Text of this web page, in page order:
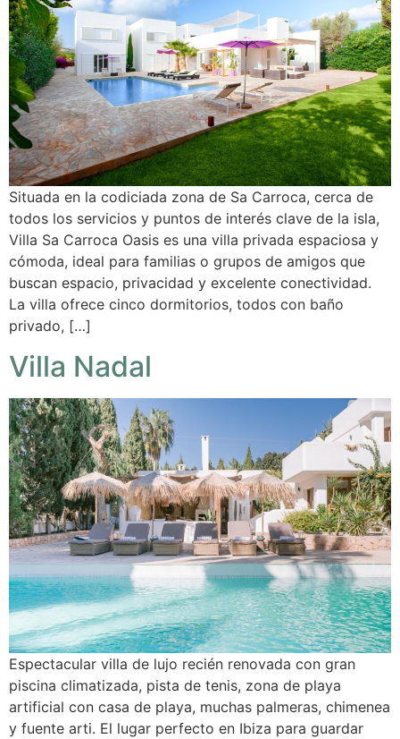
Situada en la codiciada zona de Sa Carroca, cerca de
todos los servicios y puntos de interés clave de la isla,
Villa Sa Carroca Oasis es una villa privada espaciosa y
cómoda, ideal para familias o grupos de amigos que
buscan espacio, privacidad y excelente conectividad.
La villa ofrece cinco dormitorios, todos con baño
privado, […]
Villa Nadal
Espectacular villa de lujo recién renovada con gran
piscina climatizada, pista de tenis, zona de playa
artificial con casa de playa, muchas palmeras, chimenea
y fuente arti. El lugar perfecto en Ibiza para guardar